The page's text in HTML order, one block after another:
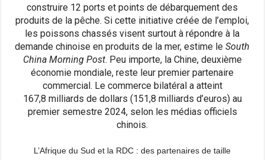
construire 12 ports et points de débarquement des
produits de la pêche. Si cette initiative créée de l’emploi,
les poissons chassés visent surtout à répondre à la
demande chinoise en produits de la mer, estime leSouth
China Morning Post. Peu importe, la Chine, deuxième
économie mondiale, reste leur premier partenaire
commercial. Le commerce bilatéral a atteint
167,8 milliards de dollars (151,8 milliards d’euros) au
premier semestre 2024, selon les médias officiels
chinois.
L’Afrique du Sud et la RDC : des partenaires de taille